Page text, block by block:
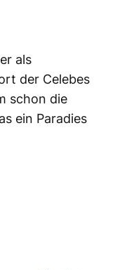
als
der Celebes
schon die
ein Paradies